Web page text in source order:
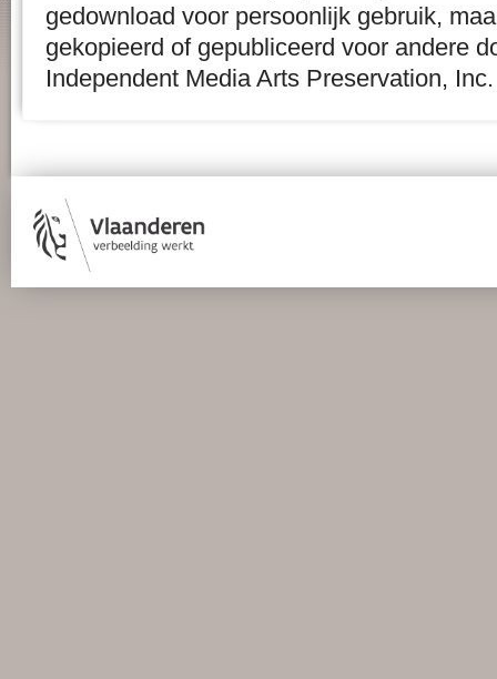
gedownload voor persoonlijk gebruik,
gekopieerd of gepubliceerd voor andere
Independent Media Arts Preservation, Inc.